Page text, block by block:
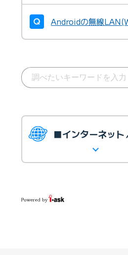
Androidの無線
■インターネット